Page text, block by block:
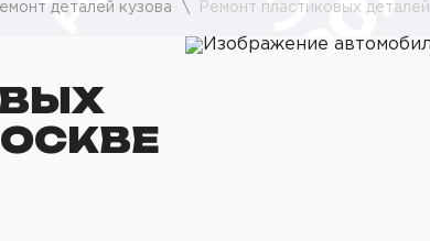
деталей кузова Ремонт пластиковых деталей